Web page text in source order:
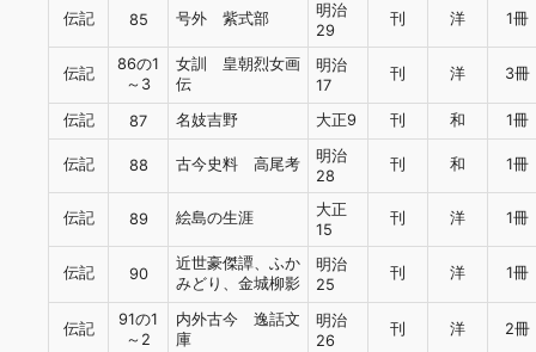
伝記 85 号外 紫式部
明治
29
刊 洋 1冊
伝記
86の1
～3
女訓 皇朝烈女画
伝
明治
17
刊 洋 3冊
伝記 87 名妓吉野 大正9 刊 和 1冊
伝記 88 古今史料 高尾考
明治
28
刊 和 1冊
伝記 89 絵島の生涯
大正
15
刊 洋 1冊
伝記 90
近世豪傑譚、ふか
みどり、金城柳影
明治
25
刊 洋 1冊
伝記
91の1
～2
内外古今 逸話文
庫
明治
26
刊 洋 2冊